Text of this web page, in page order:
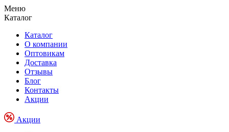
Меню
Каталог
Каталог
О компании
Оптовикам
Доставка
Отзывы
Блог
Контакты
Акции
Акции